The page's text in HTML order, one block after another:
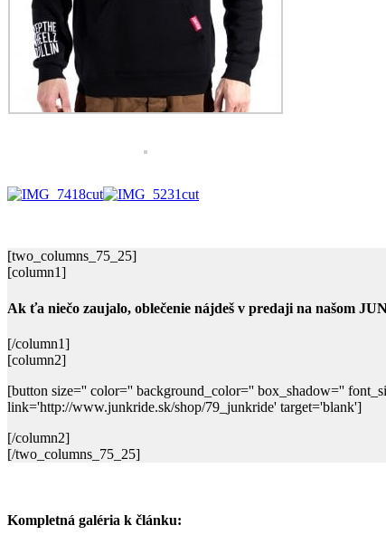
[two_columns_75_25]
[column1]
Ak ťa niečo zaujalo, oblečenie nájdeš v predaji na našom
[/column1]
[column2]
[button size='' color='' background_color='' box_shadow=''
link='http://www.junkride.sk/shop/79_junkride' target='blank']
[/column2]
[/two_columns_75_25]
Kompletná galéria k článku: